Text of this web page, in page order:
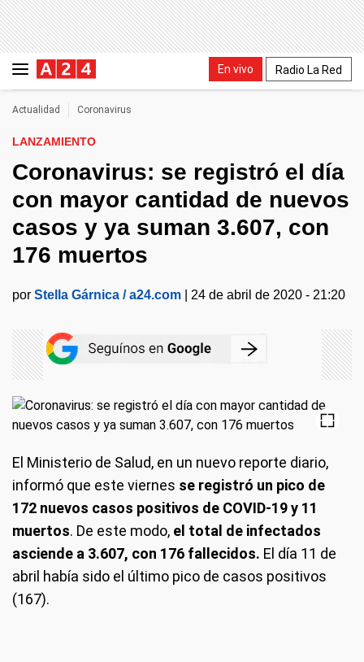
En vivo Radio La Red
Actualidad Coronavirus
LANZAMIENTO
Coronavirus: se registró el día
con mayor cantidad de nuevos
casos y ya suman 3.607, con
176 muertos
por Stella Gárnica / a24.com 24 de abril de 2020 - 21:20
El Ministerio de Salud, en un nuevo reporte diario,
informó que este viernes se registró un pico de
172 nuevos casos positivos de COVID-19 y 11
muertos. De este modo, el total de infectados
asciende a 3.607, con 176 fallecidos. El día 11 de
abril había sido el último pico de casos positivos
(167).